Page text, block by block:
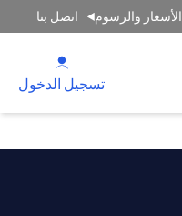
الأسعار والرسوم اتصل بنا
تسجيل الدخول